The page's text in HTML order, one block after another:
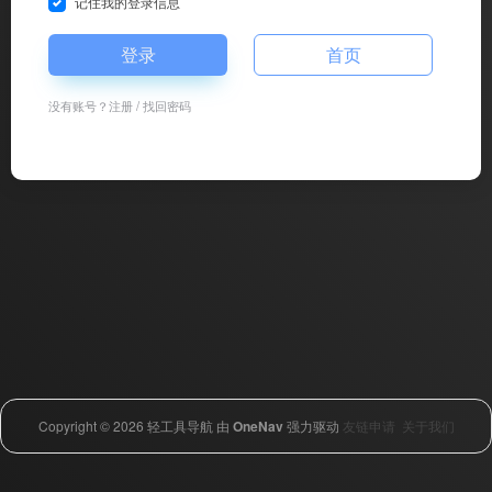
登录 首页
没有账号？注册/找回密码
Copyright © 2026 轻工具导航 由 OneNav强力驱动 友链申请 关于我们